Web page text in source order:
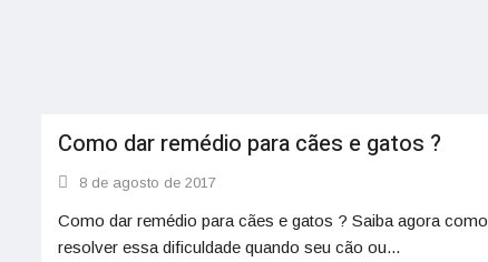
Como dar remédio para cães e gatos ?
8 de agosto de 2017
Como dar remédio para cães e gatos ? Saiba agora como
resolver essa dificuldade quando seu cão ou...